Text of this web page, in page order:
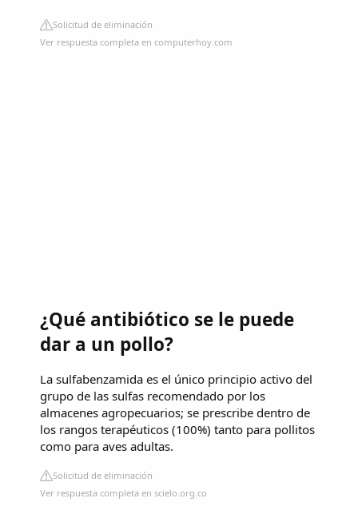
Solicitud de eliminación
Ver respuesta completa en computerhoy.com
¿Qué antibiótico se le puede
dar a un pollo?
La sulfabenzamida es el único principio activo del
grupo de las sulfas recomendado por los
almacenes agropecuarios; se prescribe dentro de
los rangos terapéuticos (100%) tanto para pollitos
como para aves adultas.
Solicitud de eliminación
Ver respuesta completa en scielo.org.co